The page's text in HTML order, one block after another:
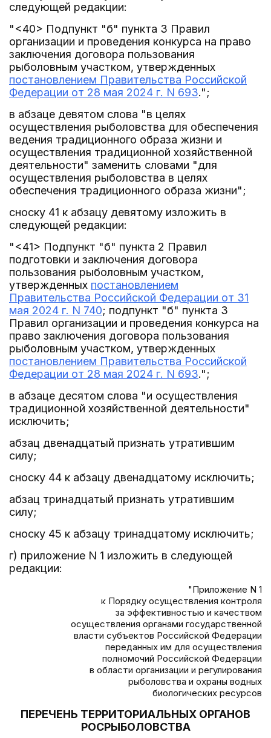
следующей редакции:
"<40> Подпункт "б" пункта 3 Правил
организации и проведения конкурса на право
заключения договора пользования
рыболовным участком, утвержденных
постановлением Правительства Российской
Федерации от 28 мая 2024 г. N 693.";
в абзаце девятом слова "в целях
осуществления рыболовства для обеспечения
ведения традиционного образа жизни и
осуществления традиционной хозяйственной
деятельности" заменить словами "для
осуществления рыболовства в целях
обеспечения традиционного образа жизни";
сноску 41 к абзацу девятому изложить в
следующей редакции:
"<41> Подпункт "б" пункта 2 Правил
подготовки и заключения договора
пользования рыболовным участком,
утвержденных постановлением
Правительства Российской Федерации от 31
мая 2024 г. N 740; подпункт "б" пункта 3
Правил организации и проведения конкурса на
право заключения договора пользования
рыболовным участком, утвержденных
постановлением Правительства Российской
Федерации от 28 мая 2024 г. N 693.";
в абзаце десятом слова "и осуществления
традиционной хозяйственной деятельности"
исключить;
абзац двенадцатый признать утратившим
силу;
сноску 44 к абзацу двенадцатому исключить;
абзац тринадцатый признать утратившим
силу;
сноску 45 к абзацу тринадцатому исключить;
г) приложение N 1 изложить в следующей
редакции:
"Приложение N 1
к Порядку осуществления контроля
за эффективностью и качеством
осуществления органами государственной
власти субъектов Российской Федерации
переданных им для осуществления
полномочий Российской Федерации
в области организации и регулирования
рыболовства и охраны водных
биологических ресурсов
ПЕРЕЧЕНЬ ТЕРРИТОРИАЛЬНЫХ ОРГАНОВ
РОСРЫБОЛОВСТВА